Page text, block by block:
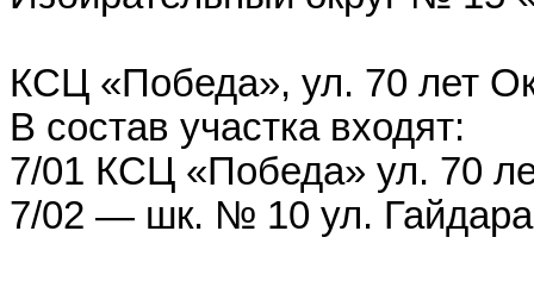
КСЦ «Победа», ул. 70 лет
В состав участка входят:
7/01 КСЦ «Победа» ул. 70
7/02 — шк. № 10 ул.